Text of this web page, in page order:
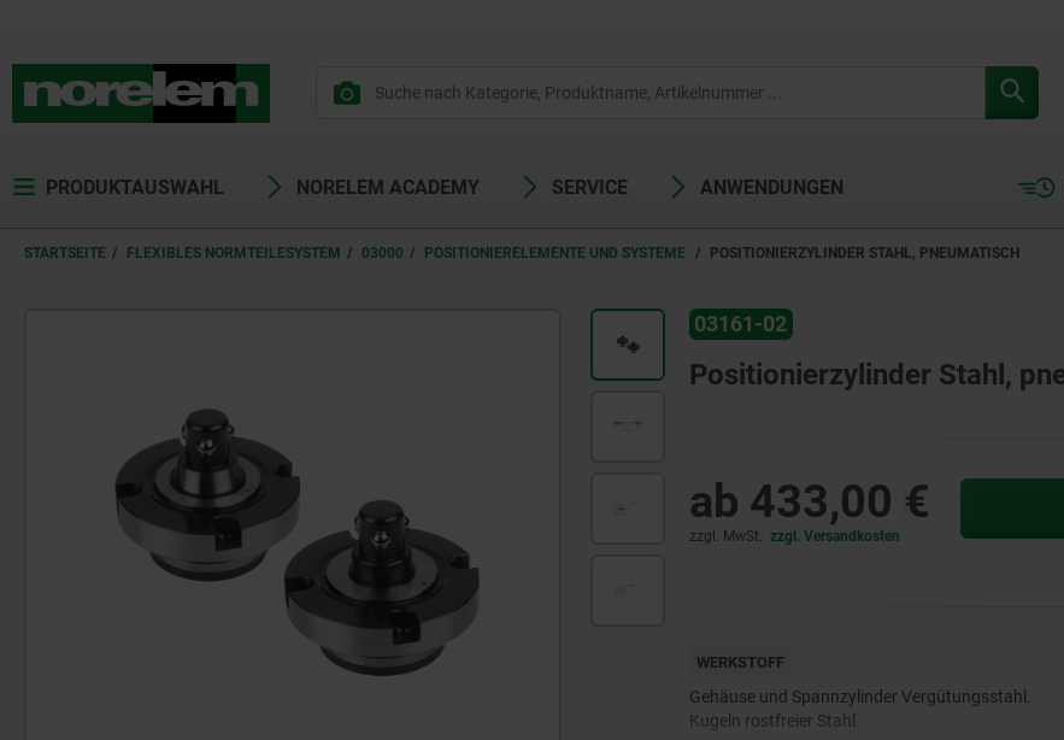
PRODUKTAUSWAHL NORELEM ACADEMY SERVICE ANWENDUNGEN
STARTSEITE FLEXIBLES NORMTEILESYSTEM 03000 POSITIONIERELEMENTE UND SYSTEME POSITIONIERZYLINDER STAHL, PNEUMATISCH
03161-02
Positionierzylinder Stahl,
ab 433,00 €
zzgl. MwSt. zzgl. Versandkosten
WERKSTOFF
Gehäuse und Spannzylinder Vergütungsstahl.
Kugeln rostfreier Stahl.